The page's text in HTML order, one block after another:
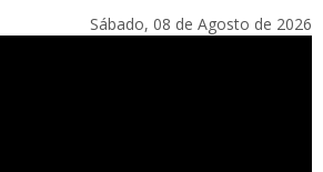
Sábado, 08 de Agosto de 2026